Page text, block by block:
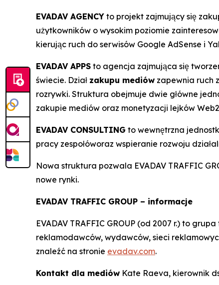
EVADAV AGENCY to projekt zajmujący się
użytkowników o wysokim poziomie
kierując ruch do serwisów Google AdSense i
EVADAV APPS to agencja zajmująca się
świecie. Dział zakupu mediów zapewnia ruch
rozrywki. Struktura obejmuje dwie główne
zakupie mediów oraz monetyzacji lejków
EVADAV CONSULTING to wewnętrzna
pracy zespołóworaz wspieranie rozwoju
Nowa struktura pozwala EVADAV TRAFFIC
nowe rynki.
EVADAV TRAFFIC GROUP – informacje
EVADAV TRAFFIC GROUP (od 2007 r.) to
reklamodawców, wydawców, sieci
znaleźć na stronie evadav.com.
Kontakt dla mediów Kate Raeva, kierownik